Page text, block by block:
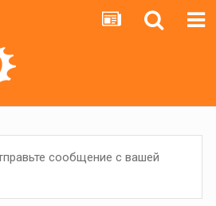
сообщение с вашей